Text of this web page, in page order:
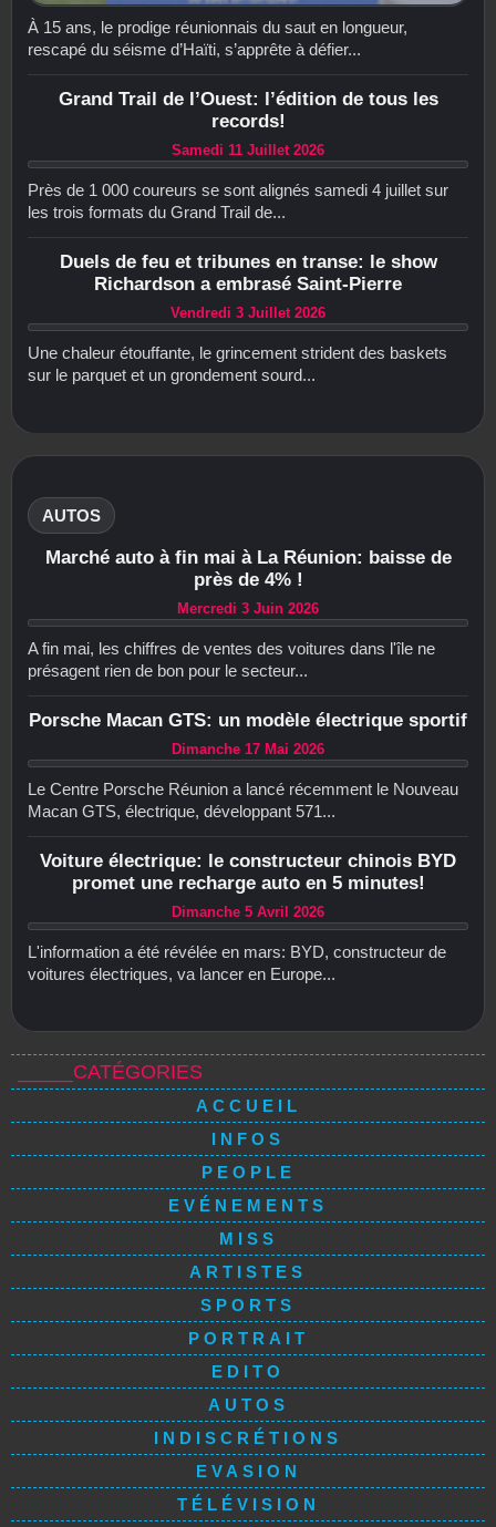
À 15 ans, le prodige réunionnais du saut en longueur,
rescapé du séisme d’Haïti, s’apprête à défier...
Grand Trail de l’Ouest: l’édition de tous les
records!
Samedi 11 Juillet 2026
Près de 1 000 coureurs se sont alignés samedi 4 juillet sur
les trois formats du Grand Trail de...
Duels de feu et tribunes en transe: le show
Richardson a embrasé Saint-Pierre
Vendredi 3 Juillet 2026
Une chaleur étouffante, le grincement strident des baskets
sur le parquet et un grondement sourd...
AUTOS
Marché auto à fin mai à La Réunion: baisse de
près de 4% !
Mercredi 3 Juin 2026
A fin mai, les chiffres de ventes des voitures dans l'île ne
présagent rien de bon pour le secteur...
Porsche Macan GTS: un modèle électrique sportif
Dimanche 17 Mai 2026
Le Centre Porsche Réunion a lancé récemment le Nouveau
Macan GTS, électrique, développant 571...
Voiture électrique: le constructeur chinois BYD
promet une recharge auto en 5 minutes!
Dimanche 5 Avril 2026
L'information a été révélée en mars: BYD, constructeur de
voitures électriques, va lancer en Europe...
_____CATÉGORIES
ACCUEIL
INFOS
PEOPLE
EVÉNEMENTS
MISS
ARTISTES
SPORTS
PORTRAIT
EDITO
AUTOS
INDISCRÉTIONS
EVASION
TÉLÉVISION